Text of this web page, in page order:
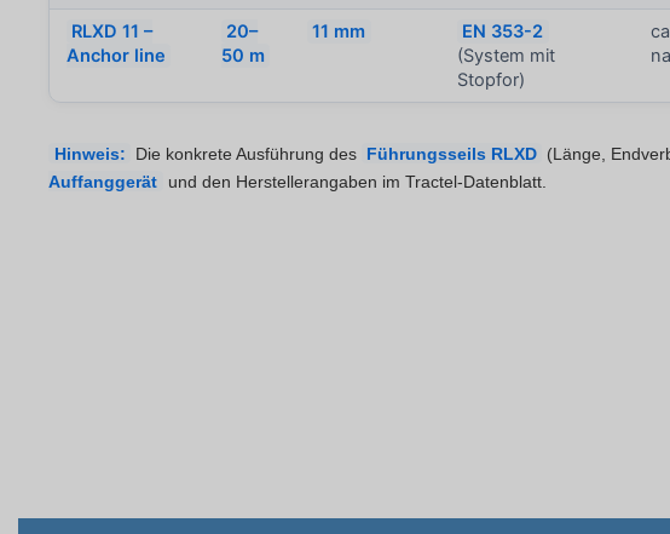
RLXD 11 –
Anchor line
20–
50 m
11 mm
EN 353-2
(System mit
Stopfor)
Hinweis: Die konkrete Ausführung des Führungsseils RLXD (Länge,
Auffanggerät
und den Herstellerangaben im Tractel-Datenblatt.